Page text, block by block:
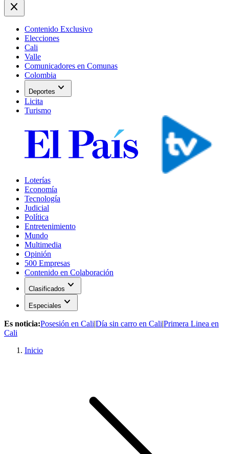
close
Contenido Exclusivo
Elecciones
Cali
Valle
Comunicadores en Comunas
Colombia
Deportes expand_more
Licita
Turismo
Loterías
Economía
Tecnología
Judicial
Política
Entretenimiento
Mundo
Multimedia
Opinión
500 Empresas
Contenido en Colaboración
Clasificados expand_more
Especiales expand_more
Es noticia:Posesión en Cali|Día sin carro en Cali|Primera Linea en
Cali
Inicio